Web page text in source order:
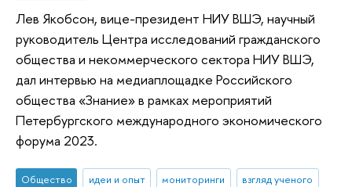
Лев Якобсон, вице-президент НИУ ВШЭ, научный
руководитель Центра исследований гражданского
общества и некоммерческого сектора НИУ ВШЭ,
дал интервью на медиаплощадке Российского
общества «Знание» в рамках мероприятий
Петербургского международного экономического
форума 2023.
Общество идеи и опыт мониторинги
взгляд ученого